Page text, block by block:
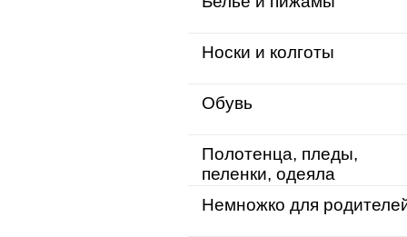
Носки и колготы
Обувь
Полотенца, пледы,
пеленки, одеяла
Немножко для